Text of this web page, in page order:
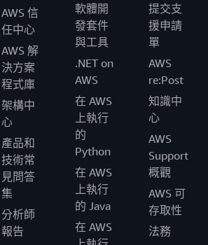
AWS 信
任中心
AWS 解
決方案
程式庫
架構中
心
產品和
技術常
見問答
集
分析師
報告
軟體開
發套件
與工具
.NET on
AWS
在 AWS
上執行
的
Python
在 AWS
上執行
的 Java
在 AWS
提交支
援申請
單
AWS
re:Post
知識中
心
AWS
Support
概觀
AWS 可
存取性
法務